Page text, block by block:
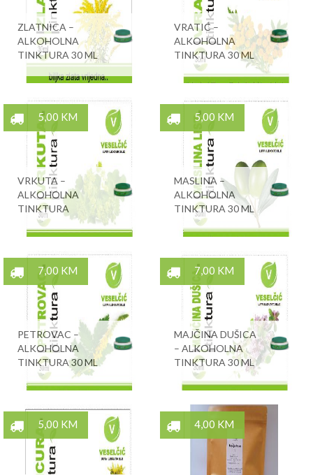
ZLATNICA –
ALKOHOLNA
TINKTURA 30 ML
VRATIĆ –
ALKOHOLNA
TINKTURA 30 ML
5,00 KM
VRKUTA –
ALKOHOLNA
TINKTURA
5,00 KM
MASLINA –
ALKOHOLNA
TINKTURA 30 ML
7,00 KM
PETROVAC –
ALKOHOLNA
TINKTURA 30 ML
7,00 KM
MAJČINA DUŠICA
– ALKOHOLNA
TINKTURA 30 ML
5,00 KM 4,00 KM